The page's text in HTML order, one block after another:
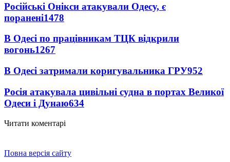
Російські Онікси атакували Одесу, є
поранені1478
В Одесі по працівникам ТЦК відкрили
вогонь1267
В Одесі затримали коригувальника ГРУ952
Росія атакувала цивільні судна в портах Великої
Одеси і Дунаю634
Читати коментарі
Повна версія сайту